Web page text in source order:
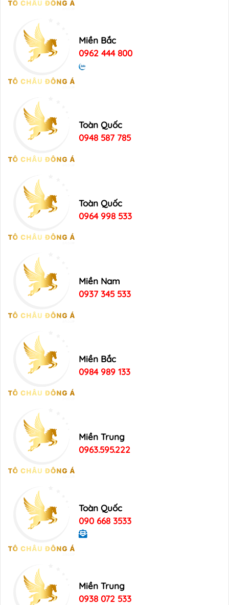
Miền Bắc
0962 444 800
Toàn Quốc
0948 587 785
Toàn Quốc
0964 998 533
Miền Nam
0937 345 533
Miền Bắc
0984 989 133
Miền Trung
0963.595.222
Toàn Quốc
090 668 3533
Miền Trung
0938 072 533